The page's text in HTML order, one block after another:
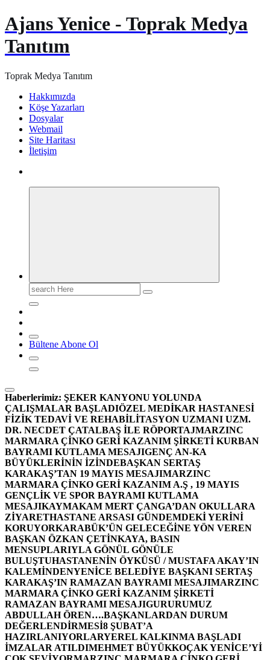
Ajans Yenice - Toprak Medya
Tanıtım
Toprak Medya Tanıtım
Hakkımızda
Köşe Yazarları
Dosyalar
Webmail
Site Haritası
İletişim
Search
for:
Bültene Abone Ol
Haberlerimiz: ŞEKER KANYONU YOLUNDA
ÇALIŞMALAR BAŞLADIÖZEL MEDİKAR HASTANESİ
FİZİK TEDAVİ VE REHABİLİTASYON UZMANI UZM.
DR. NECDET ÇATALBAŞ İLE RÖPORTAJMARZINC
MARMARA ÇİNKO GERİ KAZANIM ŞİRKETİ KURBAN
BAYRAMI KUTLAMA MESAJIGENÇ AN-KA
BÜYÜKLERİNİN İZİNDEBAŞKAN SERTAŞ
KARAKAŞ’TAN 19 MAYIS MESAJIMARZINC
MARMARA ÇİNKO GERİ KAZANIM A.Ş , 19 MAYIS
GENÇLİK VE SPOR BAYRAMI KUTLAMA
MESAJIKAYMAKAM MERT ÇANGA’DAN OKULLARA
ZİYARETHASTANE ARSASI GÜNDEMDEKİ YERİNİ
KORUYORKARABÜK’ÜN GELECEĞİNE YÖN VEREN
BAŞKAN ÖZKAN ÇETİNKAYA, BASIN
MENSUPLARIYLA GÖNÜL GÖNÜLE
BULUŞTUHASTANENİN ÖYKÜSÜ / MUSTAFA AKAY’IN
KALEMİNDENYENİCE BELEDİYE BAŞKANI SERTAŞ
KARAKAŞ’IN RAMAZAN BAYRAMI MESAJIMARZINC
MARMARA ÇİNKO GERİ KAZANIM ŞİRKETİ
RAMAZAN BAYRAMI MESAJIGURURUMUZ
ABDULLAH ÖREN….BAŞKANLARDAN DURUM
DEĞERLENDİRMESİ8 ŞUBAT’A
HAZIRLANIYORLARYEREL KALKINMA BAŞLADI
İMZALAR ATILDIMEHMET BÜYÜKKOÇAK YENİCE’Yİ